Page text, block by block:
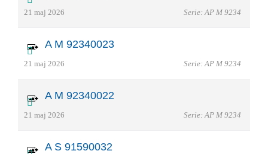
21 maj 2026 Serie: AP M 9234
A M 92340023
21 maj 2026 Serie: AP M 9234
A M 92340022
21 maj 2026 Serie: AP M 9234
A S 91590032